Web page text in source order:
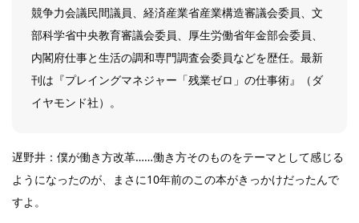
競争力会議民間議員、経済産業省産業構造審議会委員、文
部科学省中央教育審議会委員、厚生労働省年金部会委員、
内閣府仕事と生活の調和専門調査会委員などを歴任。最新
刊は『プレイングマネジャー「残業ゼロ」の仕事術』（ダ
イヤモンド社）。
遅野井：僕が働き方改革……働き方そのものをテーマとして感じる
ようになったのが、まさに10年前のこの本がきっかけだったんで
すよ。